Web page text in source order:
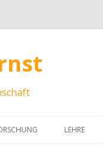
LEHRE